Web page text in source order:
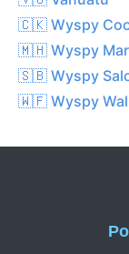
🇨🇰 Wyspy
🇲🇭 Wyspy
🇸🇧 Wyspy
🇼🇫 Wyspy